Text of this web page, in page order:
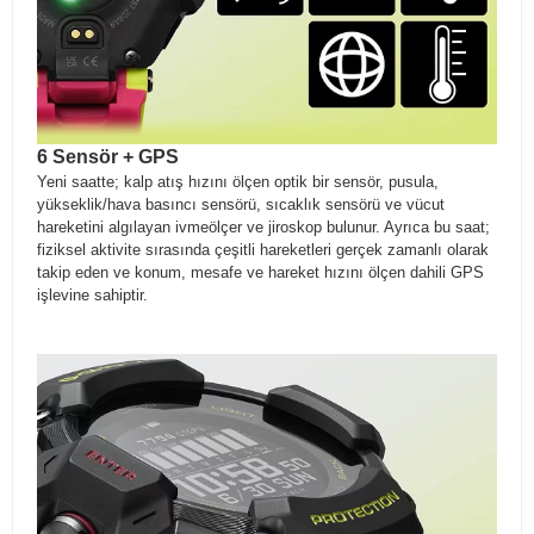
6 Sensör + GPS
Yeni saatte; kalp atış hızını ölçen optik bir sensör, pusula,
yükseklik/hava basıncı sensörü, sıcaklık sensörü ve vücut
hareketini algılayan ivmeölçer ve jiroskop bulunur. Ayrıca bu saat;
fiziksel aktivite sırasında çeşitli hareketleri gerçek zamanlı olarak
takip eden ve konum, mesafe ve hareket hızını ölçen dahili GPS
işlevine sahiptir.